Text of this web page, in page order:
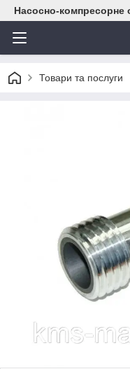
Насосно-компресорне
Товари та послуги